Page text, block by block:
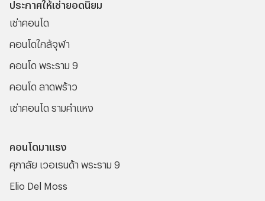
ประกาศให้เช่ายอดนิยม
เช่าคอนโด
คอนโดใกล้จุฬา
คอนโด พระราม 9
คอนโด ลาดพร้าว
เช่าคอนโด รามคําแหง
คอนโดมาแรง
ศุภาลัย เวอเรนด้า พระราม 9
Elio Del Moss